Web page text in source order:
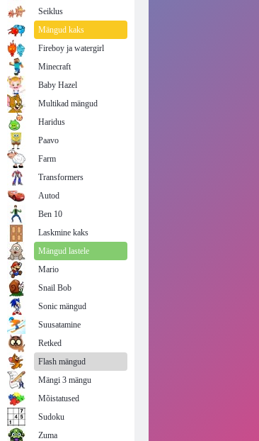
Seiklus
Mängud kaks
Fireboy ja watergirl
Minecraft
Baby Hazel
Multikad mängud
Haridus
Paavo
Farm
Transformers
Autod
Ben 10
Laskmine kaks
Mängud lastele
Mario
Snail Bob
Sonic mängud
Suusatamine
Retked
Flash mängud
Mängi 3 mängu
Mõistatused
Sudoku
Zuma